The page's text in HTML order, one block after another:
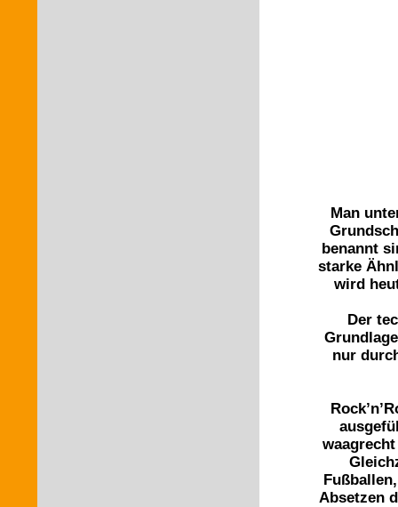
Man
benannt
starke
wird
Der
nur
Absetzen